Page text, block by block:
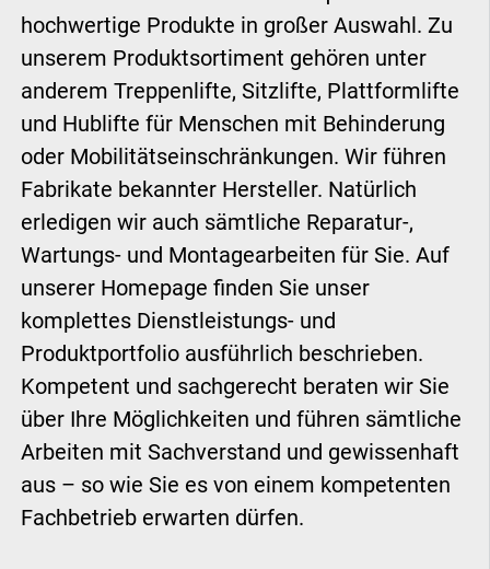
hochwertige Produkte in großer Auswahl. Zu
unserem Produktsortiment gehören unter
anderem Treppenlifte, Sitzlifte, Plattformlifte
und Hublifte für Menschen mit Behinderung
oder Mobilitätseinschränkungen. Wir führen
Fabrikate bekannter Hersteller. Natürlich
erledigen wir auch sämtliche Reparatur-,
Wartungs- und Montagearbeiten für Sie. Auf
unserer Homepage finden Sie unser
komplettes Dienstleistungs- und
Produktportfolio ausführlich beschrieben.
Kompetent und sachgerecht beraten wir Sie
über Ihre Möglichkeiten und führen sämtliche
Arbeiten mit Sachverstand und gewissenhaft
aus – so wie Sie es von einem kompetenten
Fachbetrieb erwarten dürfen.